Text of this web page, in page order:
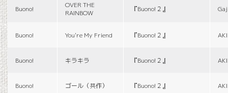
Buono!
OVER THE
RAINBOW
『Buono!２』
Buono! You're My Friend 『Buono!２』
Buono! キラキラ 『Buono!２』
Buono! ゴール（共作） 『Buono!２』